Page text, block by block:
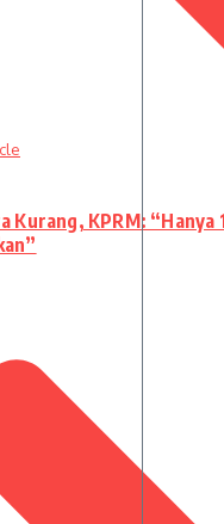
Kurang, KPRM: “Hanya